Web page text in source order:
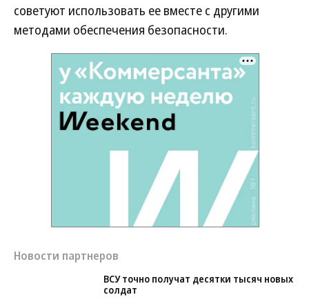
советуют использовать ее вместе с другими
методами обеспечения безопасности.
Новости партнеров
ВСУ точно получат десятки тысяч новых
солдат